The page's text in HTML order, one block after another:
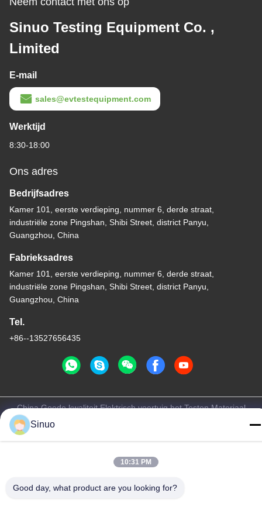
Sinuo Testing Equipment Co. ,
Limited
E-mail
sales@evtestequipment.com
Werktijd
8:30-18:00
Ons adres
Bedrijfsadres
Kamer 101, eerste verdieping, nummer 6, derde straat,
industriële zone Pingshan, Shibi Street, district Panyu,
Guangzhou, China
Fabrieksadres
Kamer 101, eerste verdieping, nummer 6, derde straat,
industriële zone Pingshan, Shibi Street, district Panyu,
Guangzhou, China
Tel.
+86--13527656435
China Goede kwaliteit Elektrisch voertuig het Testen Materiaal
Auteursrecht © -2026 Sinuo Testing Equipment Co. , Limited Alle
Sinuo
10:31 PM
Good day, what product are you looking for?